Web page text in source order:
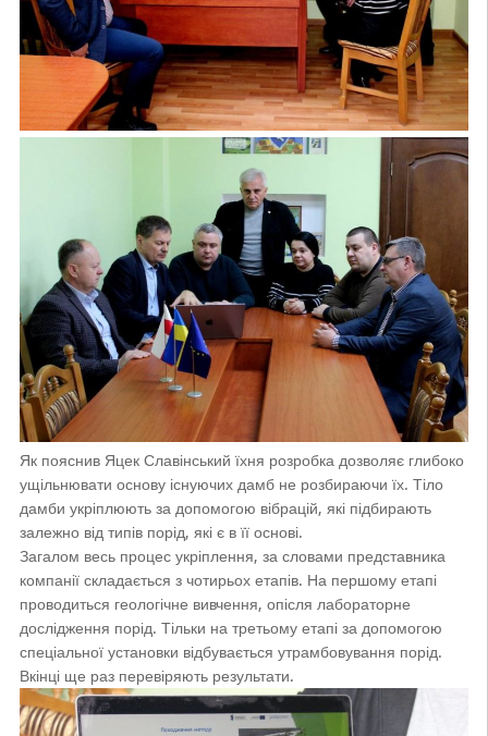
Як пояснив Яцек Славінський їхня розробка дозволяє глибоко
ущільнювати основу існуючих дамб не розбираючи їх. Тіло
дамби укріплюють за допомогою вібрацій, які підбирають
залежно від типів порід, які є в її основі.
Загалом весь процес укріплення, за словами представника
компанії складається з чотирьох етапів. На першому етапі
проводиться геологічне вивчення, опісля лабораторне
дослідження порід. Тільки на третьому етапі за допомогою
спеціальної установки відбувається утрамбовування порід.
Вкінці ще раз перевіряють результати.